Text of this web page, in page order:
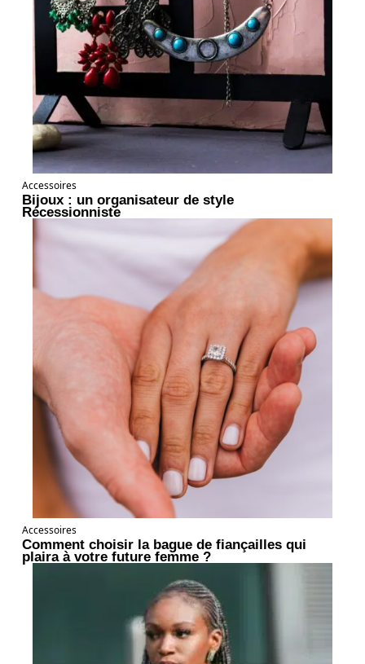
Accessoires
Bijoux : un organisateur de style
Récessionniste
Accessoires
Comment choisir la bague de fiançailles qui
plaira à votre future femme ?